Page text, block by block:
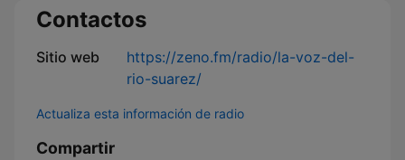
Contactos
Sitio web
https://zeno.fm/radio/la-voz-del-
rio-suarez/
Actualiza esta información de radio
Compartir